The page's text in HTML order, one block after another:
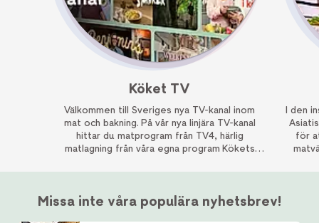
Köket TV
Välkommen till Sveriges nya TV-kanal inom
mat och bakning. På vår nya linjära TV-kanal
hittar du matprogram från TV4, härlig
matlagning från våra egna program Kökets
runt.
I den
för
Missa inte våra populära nyhetsbrev!